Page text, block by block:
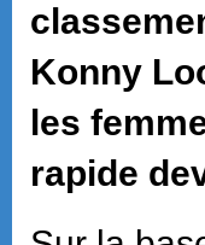
Konny
les
rapide